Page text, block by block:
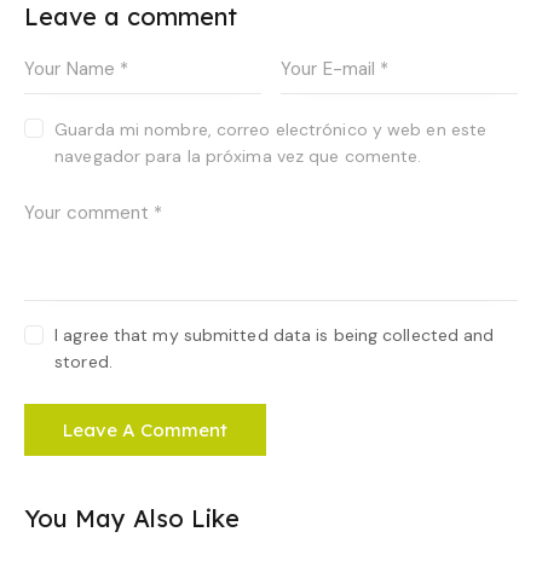
Leave a comment
Guarda mi nombre, correo electrónico y web en este
navegador para la próxima vez que comente.
I agree that my submitted data is being collected and
stored.
You May Also Like